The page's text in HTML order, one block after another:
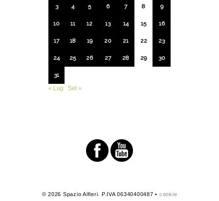
3 4 5 6 7 8 9
10 11 12 13 14 15 16
17 18 19 20 21 22 23
24 25 26 27 28 29 30
31
« Lug
Set »
© 2026 Spazio Alfieri. P.IVA 06340400487 • cookie